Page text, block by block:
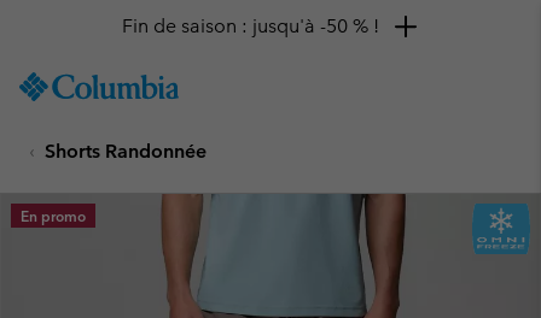
TO
SKIP
MAIN
NAV
Fin de saison : jusqu'à -50 % !
Shorts Randonnée
En promo